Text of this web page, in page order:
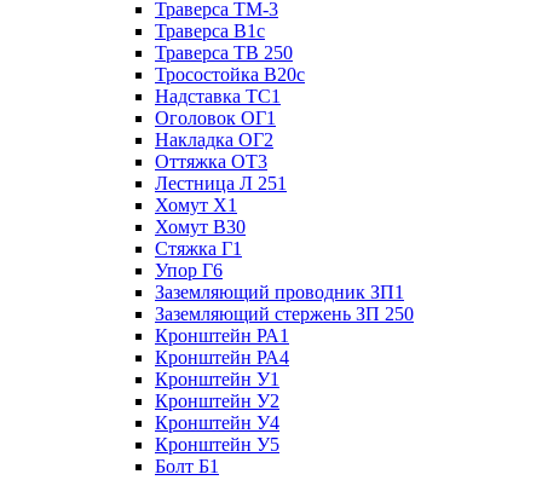
Траверса ТМ-3
Траверса В1с
Траверса ТВ 250
Тросостойка В20с
Надставка ТС1
Оголовок ОГ1
Накладка ОГ2
Оттяжка ОТ3
Лестница Л 251
Хомут Х1
Хомут В30
Стяжка Г1
Упор Г6
Заземляющий проводник ЗП1
Заземляющий стержень ЗП 250
Кронштейн РА1
Кронштейн РА4
Кронштейн У1
Кронштейн У2
Кронштейн У4
Кронштейн У5
Болт Б1